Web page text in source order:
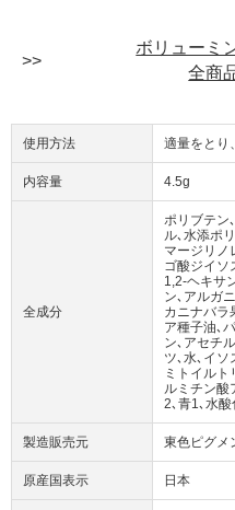
ボリューミ
全商
使用方法 適量をとり
内容量 4.5g
全成分
ポリブテン
ル､水添ポ
マージリノ
ゴ酸ジイソ
1,2-ヘキサ
ン､アルガ
カニナバラ
ア種子油､
ン､アセチ
ツ､水､イソ
ミトイル
ルミチン酸
2､青1､水
製造販売元 東色ピグメ
原産国表示 日本